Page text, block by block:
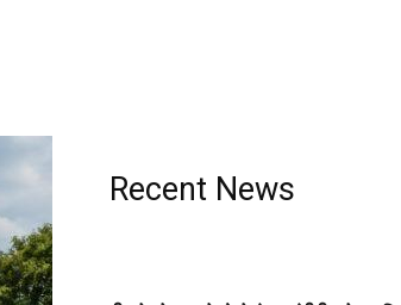
Recent News